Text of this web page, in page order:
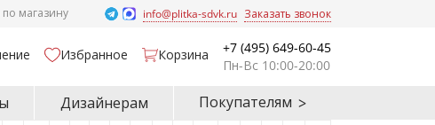
по магазину info@plitka-sdvk.ru Заказать звонок
Избранное Корзина
+7 (495) 649-60-45
Пн-Вс 10:00-20:00
Дизайнерам Покупателям